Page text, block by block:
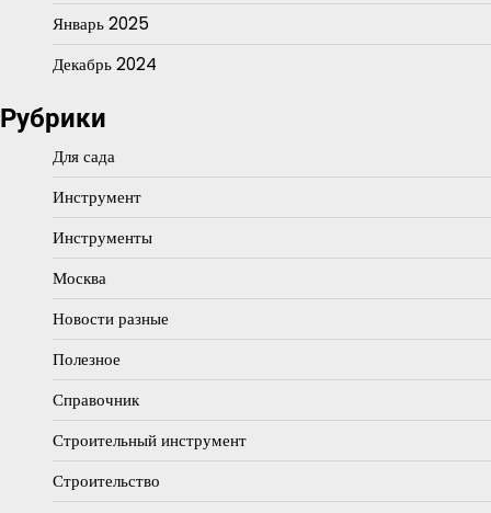
Январь 2025
Декабрь 2024
Рубрики
Для сада
Инструмент
Инструменты
Москва
Новости разные
Полезное
Справочник
Строительный инструмент
Строительство